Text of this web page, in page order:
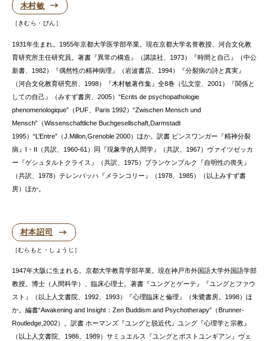
木村敏
きむら・びん
1931年生まれ。1955年京都大学医学部卒業。現在京都大学名誉教授、河合文化教
育研究所主任研究員。著書『異常の構造』（講談社、1973）『時間と自己』（中公
新書、1982）『偶然性の精神病理』（岩波書店、1994）『分裂病の詩と真実』
（河合文化教育研究所、1998）『木村敏著作集』全8巻（弘文堂、2001）『関係と
しての自己』（みすず書房、2005）“Ecrits de psychopathologie
phenomenologique”（PUF、Paris 1992）“Zwischen Mensch und
Mensch”（Wissenschaftliche Buchgesellschaft,Darmstadt
1995）“L’Entre”（J.Millon,Grenoble 2000）ほか。訳書 ビンスワンガー『精神分裂
病』I・II（共訳、1960-61）同『現象学的人間学』（共訳、1967）ヴァイツゼッカ
ー『ゲシュタルトクライス』（共訳、1975）プランケンプルク『自明性の喪失』
（共訳、1978）テレンバッハ『メランコリー』（1978、1985）（以上みすず書
房）ほか。
村本詔司
むらもと・しょうじ
1947年大阪に生まれる。京都大学教育学部卒業。現在神戸市外国語大学外国語学部
教授。博士（人間科学）、臨床心理士。著書『ユングとゲーテ』『ユングとファウ
スト』（以上人文書院、1992、1993）『心理臨床と倫理』（朱鷺書房。1998）ほ
か。編書“Awakening and Insight：Zen Buddism and Psychotherapy”（Brunner-
Routledge,2002）。訳書 ホーマンズ『ユングと脱近代』ユング『心理学と宗教』
（以上人文書院、1986、1989）サミュエルス『ユングとポストユンギアン』ヴェ